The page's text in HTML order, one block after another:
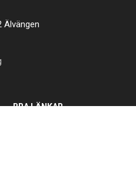
Älvängen
BRA LÄNKAR